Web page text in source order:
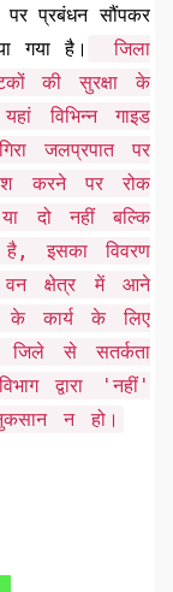
पर प्रबंधन सौंपकर
गया है।
जिला
की सुरक्षा के
विभिन्न गाइड
जलप्रपात पर
करने पर रोक
दो नहीं बल्कि
है, इसका विवरण
वन क्षेत्र में आने
के कार्य के लिए
जिले से सतर्कता
द्वारा 'नहीं'
न हो।